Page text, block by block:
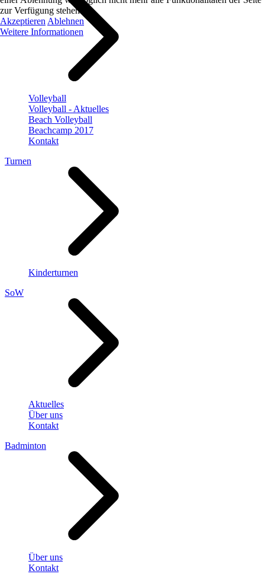
Volleyball
Volleyball - Aktuelles
Beach Volleyball
Beachcamp 2017
Kontakt
Turnen
Kinderturnen
SoW
Aktuelles
Über uns
Kontakt
Badminton
Über uns
Kontakt
zur Verfügung stehen.
Akzeptieren Ablehnen
Weitere Informationen